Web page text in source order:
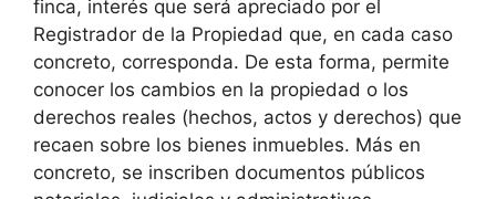
finca, interés que será apreciado por el
Registrador de la Propiedad que, en cada caso
concreto, corresponda. De esta forma, permite
conocer los cambios en la propiedad o los
derechos reales (hechos, actos y derechos) que
recaen sobre los bienes inmuebles. Más en
concreto, se inscriben documentos públicos